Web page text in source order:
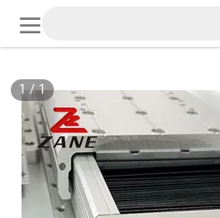
1
/
1